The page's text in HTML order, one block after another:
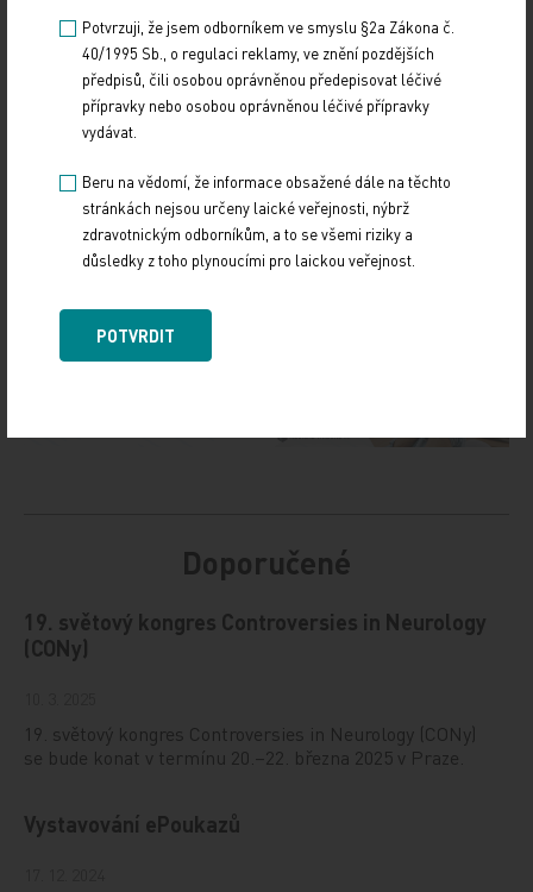
Lenka Horáková
Zdroj: ČTK
Z REGIONŮ
Sdílejte článek
Doporučené
19. světový kongres Controversies in Neurology
(CONy)
19. světový kongres Controversies in Neurology (CONy)
se bude konat v termínu 20.–22. března 2025 v Praze.
Vystavování ePoukazů
Potvrzuji, že jsem odborníkem ve smyslu §2a Zákona č.
40/1995 Sb., o regulaci reklamy, ve znění pozdějších
předpisů, čili osobou oprávněnou předepisovat léčivé
přípravky nebo osobou oprávněnou léčivé přípravky
vydávat.
Beru na vědomí, že informace obsažené dále na těchto
stránkách nejsou určeny laické veřejnosti, nýbrž
zdravotnickým odborníkům, a to se všemi riziky a
důsledky z toho plynoucími pro laickou veřejnost.
POTVRDIT